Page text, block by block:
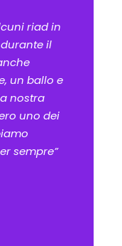
riad in
il
un ballo e
nostra
uno dei
sempre”